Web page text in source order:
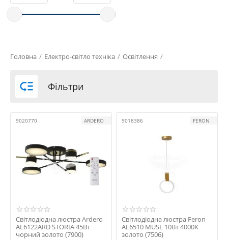
Головна / Електро-світло техніка / Освітлення /
 Фільтри
9020770 ARDERO
Світлодіодна люстра Ardero
AL6122ARD STORIA 45Вт
чорний золото (7900)
9018386 FERON
Світлодіодна люстра Feron
AL6510 MUSE 10Вт 4000K
золото (7506)